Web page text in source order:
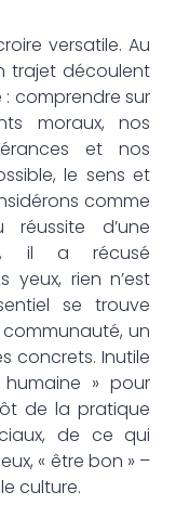
versatile. Au
trajet découlent
: comprendre sur
moraux, nos
et nos
le sens et
comme
d’une
il a récusé
yeux, rien n’est
se trouve
un
concrets. Inutile
» pour
de la pratique
de ce qui
« être bon » –
culture.